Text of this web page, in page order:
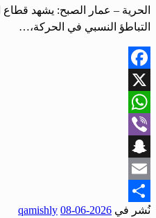
الحرية – عمار الصبح: يشهد
التباطؤ النسبي في الحركة،…
Facebook
X
WhatsApp
Viber
Snapchat
Email
Share
نُشر في 2026-06-08
qamishly